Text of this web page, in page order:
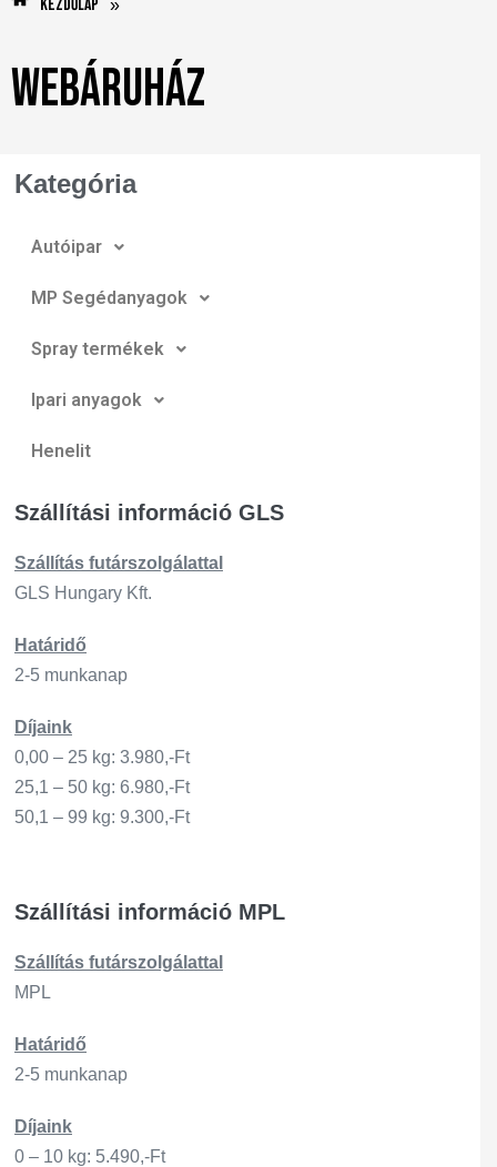
Kezdőlap »
Webáruház
Kategória
Autóipar
MP Segédanyagok
Spray termékek
Ipari anyagok
Henelit
Szállítási információ GLS
Szállítás futárszo lgálattal
GLS Hungary Kft.
Határidő
2-5 munkanap
Díjaink
0,00 – 25 kg: 3.980,-Ft
25,1 – 50 kg: 6.980,-Ft
50,1 – 99 kg: 9.300,-Ft
Szállítási információ MPL
Szállítás futárszo lgálattal
MPL
Határidő
2-5 munkanap
Díjaink
0 – 10 kg: 5.490,-Ft